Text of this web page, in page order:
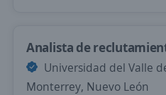
Analista de
Universidad del Valle
Monterrey, Nuevo León